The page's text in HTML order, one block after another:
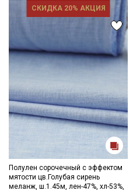
СКИДКА 20% АКЦИЯ
Полулен сорочечный с эффектом
мятости цв.Голубая сирень
меланж, ш.1.45м, лен-47%, хл-53%,